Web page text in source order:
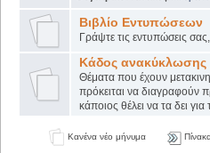
Βιβλίο Εντυπώσεων
Γράψτε τις εντυπώσεις
Κάδος ανακύκλωσης
Θέματα που έχουν
πρόκειται να διαγραφούν
κάποιος θέλει να τα δει για
Κανένα νέο μήνυμα